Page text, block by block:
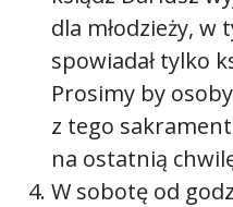
dla młodzieży,
spowiadał tylko
Prosimy by
z tego
na ostatnią
W sobotę od